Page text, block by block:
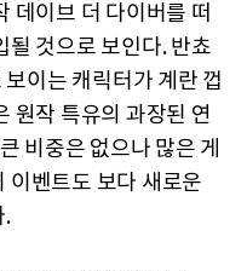
데이브 더 다이버를 떠
될 것으로 보인다. 반쵸
이는 캐릭터가 계란 껍
원작 특유의 과장된 연
비중은 없으나 많은 게
이벤트도 보다 새로운
.